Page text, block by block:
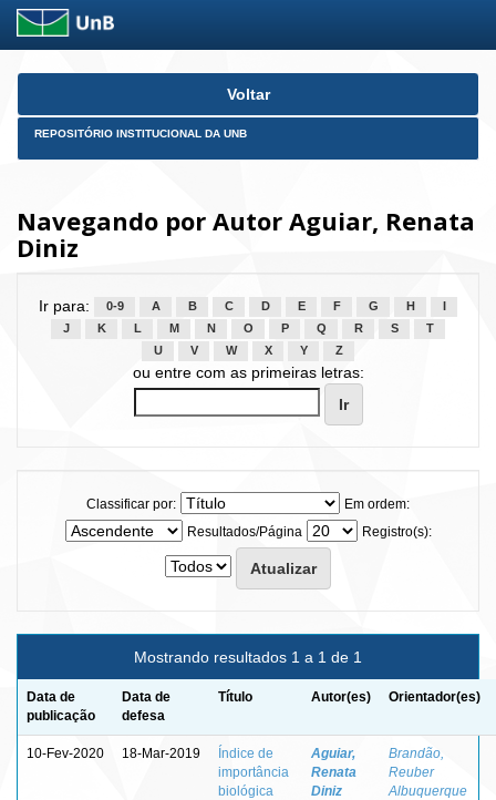
Skip
Voltar
REPOSITÓRIO INSTITUCIONAL DA UNB
Navegando por Autor Aguiar, Renata
Diniz
Ir para: 0-9 A B C D E F G H
J
K L M N O P Q R S
T
U
V W X Y Z
ou entre com as primeiras letras:
Classificar por:
Em ordem:
Resultados/Página
Registro(s):
Mostrando resultados 1 a 1 de 1
Data de
publicação
Data de
defesa
Título Autor(es) Orientador(es)
10-Fev-2020 18-Mar-2019
Índice de
importância
biológica
Aguiar,
Renata
Diniz
Brandão,
Reuber
Albuquerque